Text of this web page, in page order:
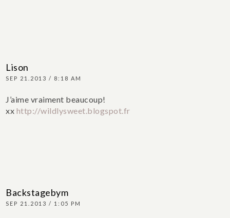
Lison
SEP 21.2013 / 8:18 AM
J’aime vraiment beaucoup!
xx http://wildlysweet.blogspot.fr
Backstagebym
SEP 21.2013 / 1:05 PM